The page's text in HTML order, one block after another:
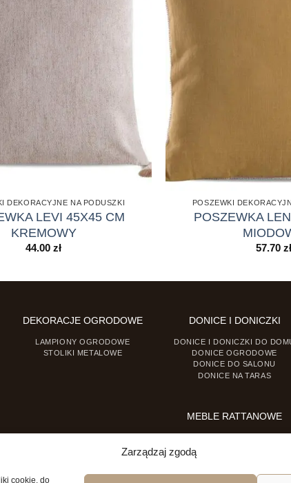
Zarządzaj zgodą
cookie, do
DEKORACYJNE NA PODUSZKI
LEVI 45X45 CM
KREMOWY
44.00zł
POSZEWKI
POSZEWKA
57.70 zł
DEKORACJE OGRODOWE
LAMPIONY OGRODOWE
STOLIKI METALOWE
DONICE I DONICZKI
DONICE I DONICZKI DO
DONICE OGRODOWE
DONICE DO SALONU
DONICE NA TARAS
MEBLE RATTANOWE
KRZESŁA RATTANOWE